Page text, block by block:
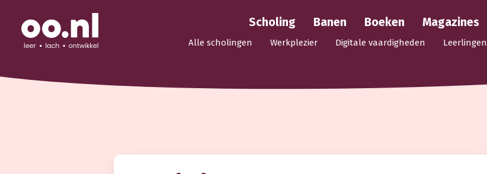
Scholing Banen Boeken Magazines
Alle scholingen Werkplezier Digitale vaardigheden Leerlingen